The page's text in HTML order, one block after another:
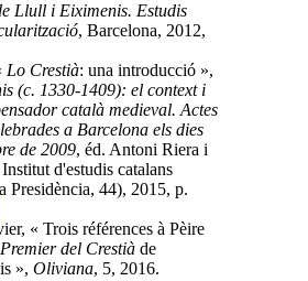
Llull i Eiximenis. Estudis
, Barcelona, 2012,
Lo Crestià: una introducció »,
(c. 1330-1409): el context i
català medieval. Actes
a Barcelona els dies
de 2009, éd. Antoni Riera i
d'estudis catalans
Presidència, 44), 2015, p.
« Trois références à Pèire
Premier del Crestià de
», Oliviana, 5, 2016.